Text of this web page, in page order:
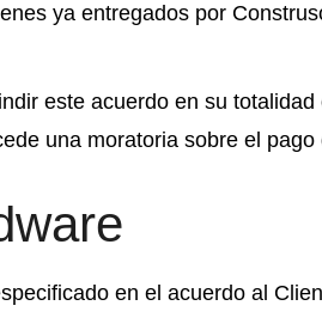
ya entregados por
este acuerdo en su
una moratoria sobre el
en el acuerdo al